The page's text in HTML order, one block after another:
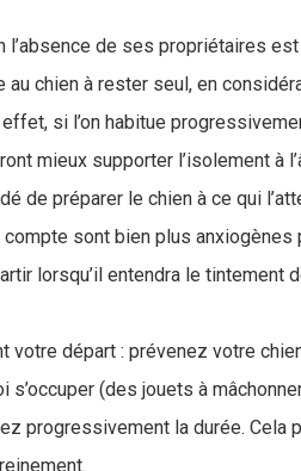
l’absence de ses propriétaires
chien à rester seul, en
si l’on habitue
mieux supporter l’isolement à
de préparer le chien à ce qui
sont bien plus anxiogènes
lorsqu’il entendra le tintement
votre départ : prévenez votre
(des jouets à
progressivement la durée. Cela